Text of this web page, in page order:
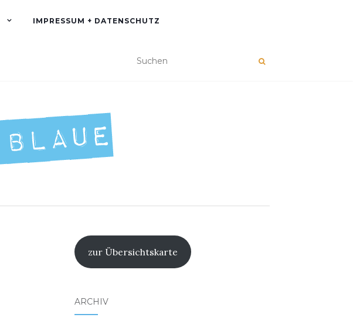
IMPRESSUM + DATENSCHUTZ
zur Übersichtskarte
ARCHIV